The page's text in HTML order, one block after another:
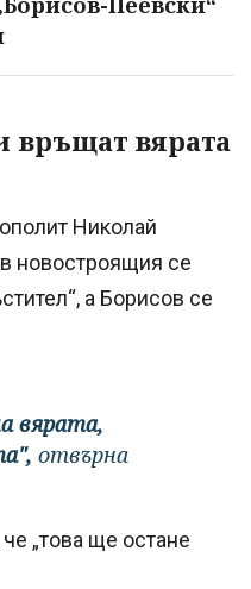
връщат вярата
Николай
новостроящия се
а Борисов се
вярата,
отвърна
„това ще остане